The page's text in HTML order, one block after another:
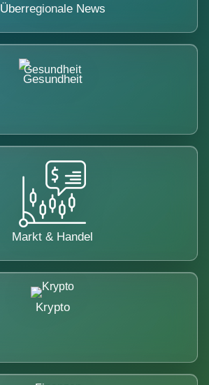
Überregionale News
Gesundheit
Markt & Handel
Krypto